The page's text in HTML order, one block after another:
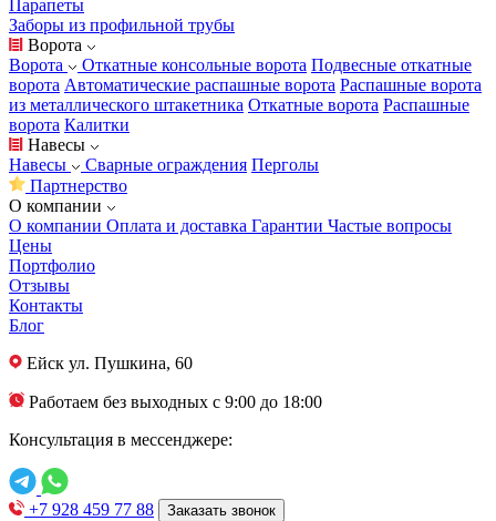
Парапеты
Заборы из профильной трубы
Ворота
Ворота
Откатные консольные ворота Подвесные откатные
ворота Автоматические распашные ворота Распашные ворота
из металлического штакетника Откатные ворота Распашные
ворота Калитки
Навесы
Навесы
Сварные ограждения Перголы
Партнерство
О компании
О компании Оплата и доставка Гарантии Частые вопросы
Цены
Портфолио
Отзывы
Контакты
Блог
Ейск ул. Пушкина, 60
Работаем без выходных с 9:00 до 18:00
Консультация в мессенджере:
+7 928 459 77 88 Заказать звонок